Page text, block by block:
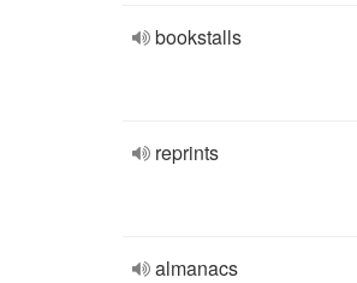
bookstalls
reprints
almanacs